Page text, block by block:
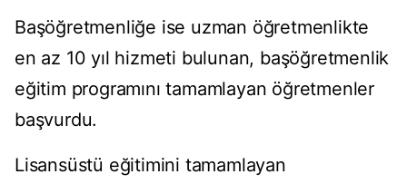
Başöğretmenliğe ise uzman öğretmenlikte
en az 10 yıl hizmeti bulunan, başöğretmenlik
eğitim programını tamamlayan öğretmenler
başvurdu.
Lisansüstü eğitimini tamamlayan